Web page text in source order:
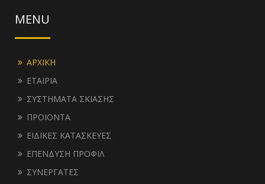
MENU
ΑΡΧΙΚΗ
ΕΤΑΙΡΙΑ
ΣΥΣΤΗΜΑΤΑ ΣΚΙΑΣΗΣ
ΠΡΟΙΟΝΤΑ
ΕΙΔΙΚΕΣ ΚΑΤΑΣΚΕΥΕΣ
ΕΠΕΝΔΥΣΗ ΠΡΟΦΙΛ
ΣΥΝΕΡΓΑΤΕΣ